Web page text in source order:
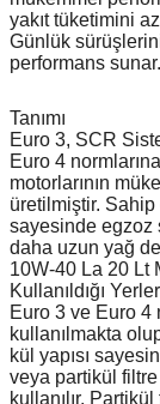
yakıt tüketimini
Günlük
performans sunar.
Tanımı
Euro 3, SCR
Euro 4
motorlarının
üretilmiştir. Sahip
sayesinde egzoz
daha uzun yağ
10W-40 La 20 Lt
Kullanıldığı Yerler
Euro 3 ve Euro 4
kullanılmakta
kül yapısı
veya partikül
kullanılır.